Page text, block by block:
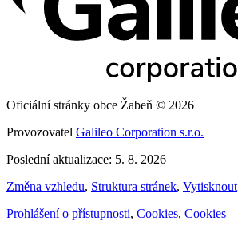
Oficiální stránky obce Žabeň © 2026
Provozovatel Galileo Corporation s.r.o.
Poslední aktualizace: 5. 8. 2026
Změna vzhledu, Struktura stránek, Vytisknout
Prohlášení o přístupnosti, Cookies, Cookies